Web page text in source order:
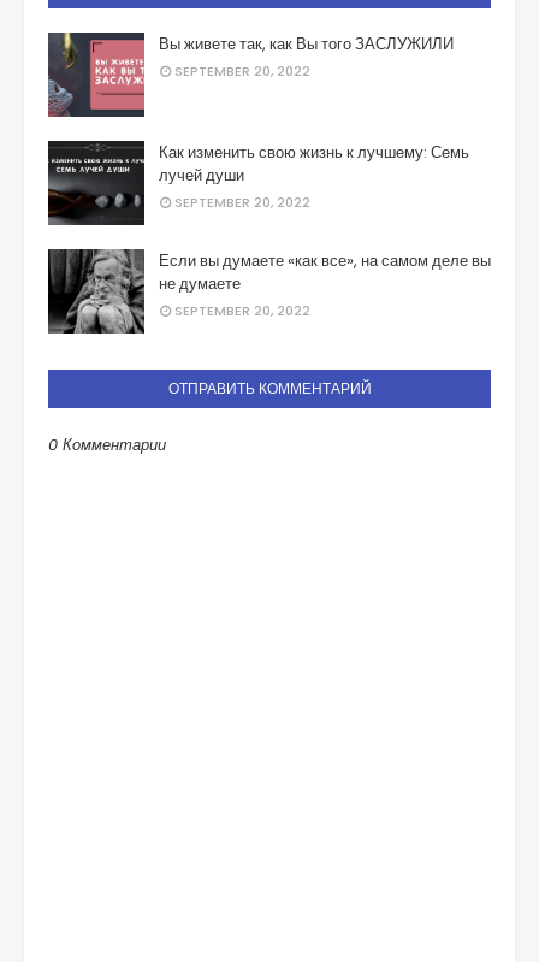
Вы живете так, как Вы того ЗАСЛУЖИЛИ
SEPTEMBER 20, 2022
Как изменить свою жизнь к лучшему: Семь
лучей души
SEPTEMBER 20, 2022
Если вы думаете «как все», на самом деле вы
не думаете
SEPTEMBER 20, 2022
ОТПРАВИТЬ КОММЕНТАРИЙ
0 Комментарии